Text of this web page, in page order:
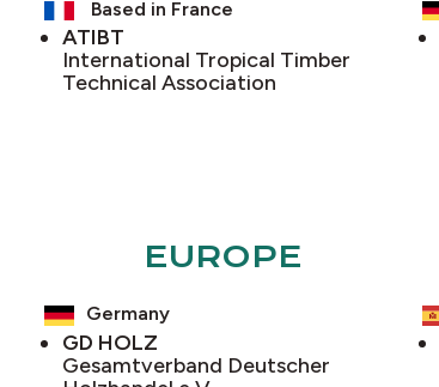
Based in France
ATIBT
International Tropical Timber
Technical Association
EUROPE
Germany
GD HOLZ
Gesamtverband Deutscher